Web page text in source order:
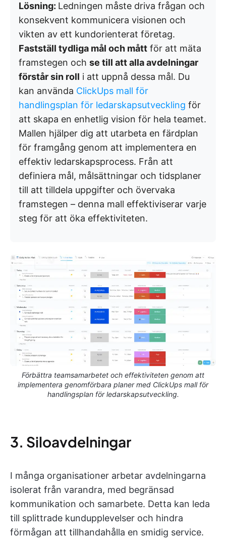
Lösning: Ledningen måste driva frågan och
konsekvent kommunicera visionen och
vikten av ett kundorienterat företag.
Fastställ tydliga mål och mått för att mäta
framstegen och se till att alla avdelningar
förstår sin roll i att uppnå dessa mål. Du
kan använda ClickUps mall för
handlingsplan för ledarskapsutveckling för
att skapa en enhetlig vision för hela teamet.
Mallen hjälper dig att utarbeta en färdplan
för framgång genom att implementera en
effektiv ledarskapsprocess. Från att
definiera mål, målsättningar och tidsplaner
till att tilldela uppgifter och övervaka
framstegen – denna mall effektiviserar varje
steg för att öka effektiviteten.
Förbättra teamsamarbetet och effektiviteten genom att
implementera genomförbara planer med ClickUps mall för
handlingsplan för ledarskapsutveckling.
3. Siloavdelningar
I många organisationer arbetar avdelningarna
isolerat från varandra, med begränsad
kommunikation och samarbete. Detta kan leda
till splittrade kundupplevelser och hindra
förmågan att tillhandahålla en smidig service.